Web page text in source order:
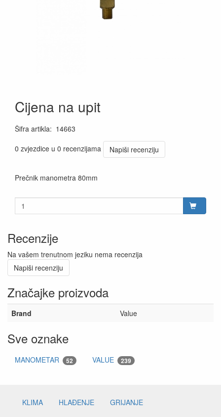
Cijena na upit
Šifra artikla: 14663
0 zvjezdice u 0 recenzijama
Napiši recenziju
Prečnik manometra 80mm
Recenzije
Na vašem trenutnom jeziku nema recenzija
Napiši recenziju
Značajke proizvoda
Brand Value
Sve oznake
MANOMETAR 52 VALUE 239
KLIMA HLAĐENJE
GRIJANJE